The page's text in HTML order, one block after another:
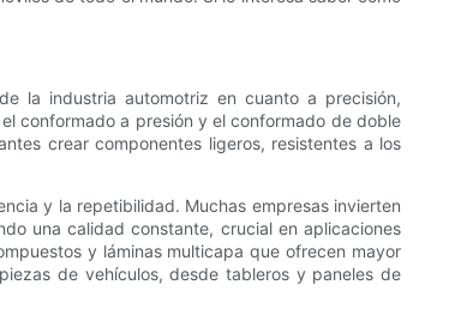
la industria automotriz en cuanto a precisión,
conformado a presión y el conformado de doble
crear componentes ligeros, resistentes a los
y la repetibilidad. Muchas empresas invierten
una calidad constante, crucial en aplicaciones
y láminas multicapa que ofrecen mayor
de vehículos, desde tableros y paneles de